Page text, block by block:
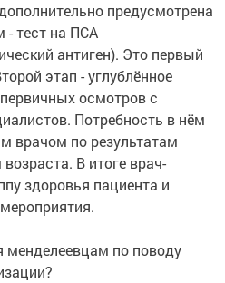
предусмотрена
тест на ПСА
антиген). Это первый
этап - углублённое
осмотров с
Потребность в нём
врачом по результатам
В итоге врач-
здоровья пациента и
менделеевцам по поводу